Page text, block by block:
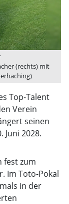
(rechts) mit
Top-Talent
Verein
seinen
2028.
fest zum
Im Toto-Pokal
in der